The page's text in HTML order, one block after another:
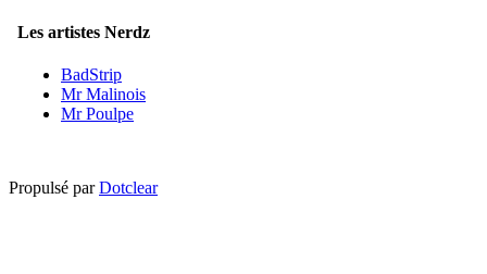
Les artistes Nerdz
BadStrip
Mr Malinois
Mr Poulpe
Propulsé parDotclear